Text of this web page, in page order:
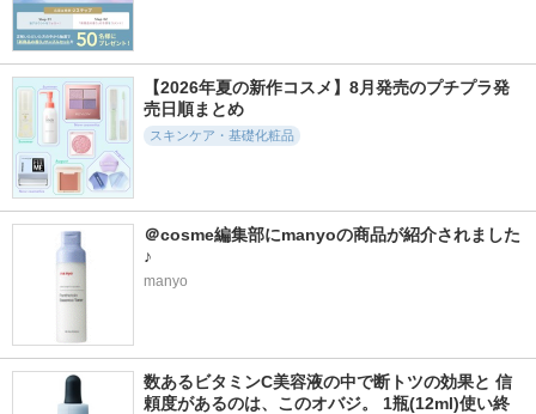
6.4
606件
NMNプラスリフト
アイクリーム
CHARDE
イラッシュ MIZU
セラム
ululis
スキンバリアカーミ
5.9
BANOBAGI
【2026年夏の新作コスメ】8月発売のプチプラ発
売日順まとめ
スキンケア・基礎化粧品
＠cosme編集部にmanyoの商品が紹介されました
♪
manyo
数あるビタミンC美容液の中で断トツの効果と 信
頼度があるのは、このオバジ。 1瓶(12ml)使い終